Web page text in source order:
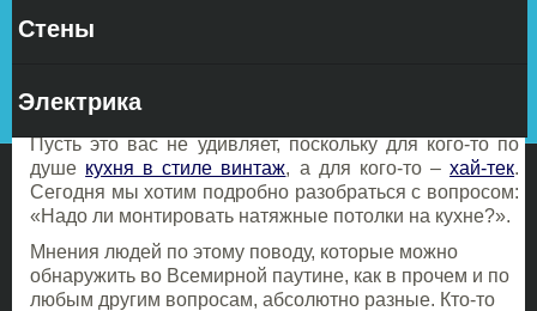
Стены
Электрика
потолка на кухне среди отзывов множества людей, то
абсолютно противоположными.
Пусть это вас не удивляет, поскольку для кого-то по
душе кухня в стиле винтаж, а для кого-то –хай-тек.
Сегодня мы хотим подробно разобраться с вопросом:
«Надо ли монтировать натяжные потолки на кухне?».
Мнения людей по этому поводу, которые можно
обнаружить во Всемирной паутине, как в прочем и по
любым другим вопросам, абсолютно разные. Кто-то